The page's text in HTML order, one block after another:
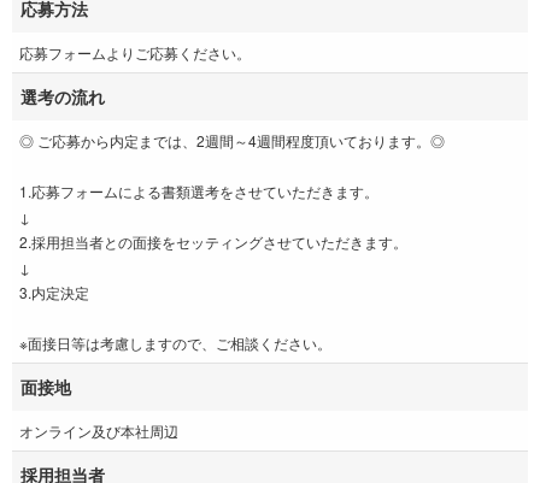
応募方法
応募フォームよりご応募ください。
選考の流れ
◎ ご応募から内定までは、2週間～4週間程度頂いております。◎
1.応募フォームによる書類選考をさせていただきます。
↓
2.採用担当者との面接をセッティングさせていただきます。
↓
3.内定決定
※面接日等は考慮しますので、ご相談ください。
面接地
オンライン及び本社周辺
採用担当者